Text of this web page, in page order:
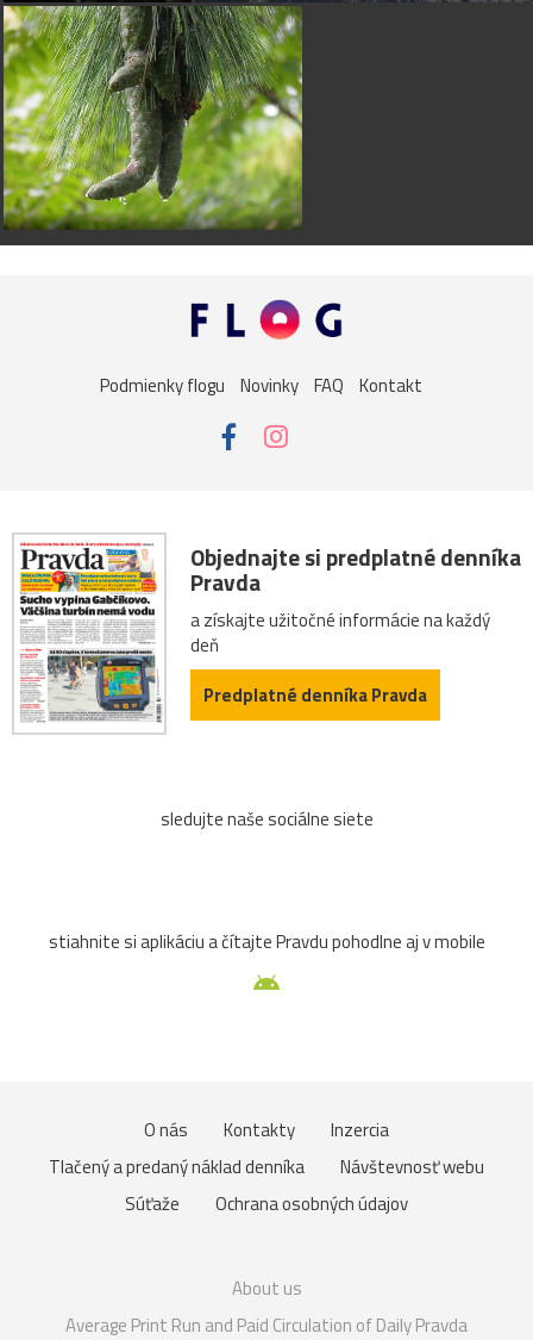
Podmienky flogu Novinky FAQ Kontakt
Objednajte si predplatné denníka
Pravda
a získajte užitočné informácie na každý
deň
Predplatné denníka Pravda
sledujte naše sociálne siete
stiahnite si aplikáciu a čítajte Pravdu pohodlne aj v mobile
O nás Kontakty
Inzercia
Tlačený a predaný náklad denníka
Návštevnosť webu
Súťaže
Ochrana osobných údajov
About us
Average Print Run and Paid Circulation of Daily Pravda